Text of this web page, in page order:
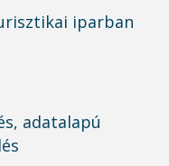
iparban
adatalapú